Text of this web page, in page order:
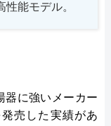
能モデル。
器に強いメーカー
売した実績があ